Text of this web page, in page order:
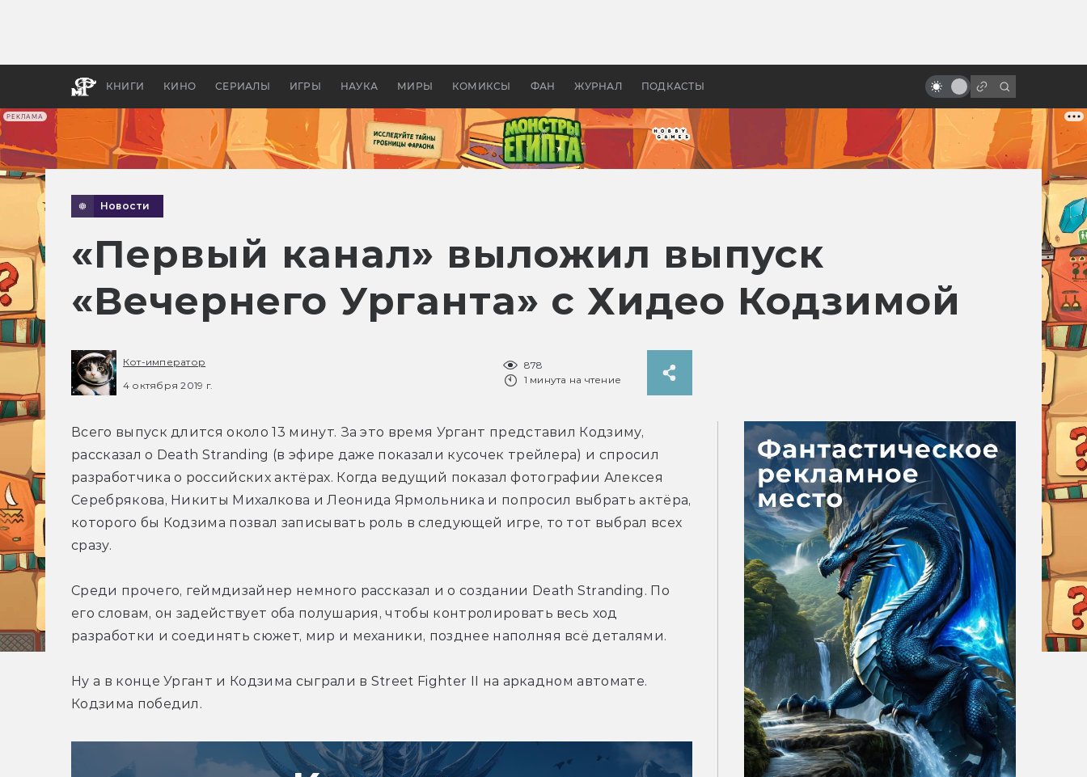
РЕКЛАМА
КНИГИ КИНО СЕРИАЛЫ ИГРЫ НАУКА МИРЫ КОМИКСЫ ФАН ЖУРНАЛ ПОДКАСТЫ
бы «Властелина колец»
Древней Грецией
компания
Новости
«Первый канал» выложил выпуск
«Вечернего Урганта» с Хидео Кодзимой
Кот-император
4 октября 2019 г.
878
1 минута на чтение
Всего выпуск длится около 13 минут. За это время Ургант представил Кодзиму,
рассказал о Death Stranding (в эфире даже показали кусочек трейлера) и спросил
разработчика о российских актёрах. Когда ведущий показал фотографии Алексея
Серебрякова, Никиты Михалкова и Леонида Ярмольника и попросил выбрать актёра,
которого бы Кодзима позвал записывать роль в следующей игре, то тот выбрал всех
сразу.
Среди прочего, геймдизайнер немного рассказал и о создании Death Stranding. По
его словам, он задействует оба полушария, чтобы контролировать весь ход
разработки и соединять сюжет, мир и механики, позднее наполняя всё деталями.
Ну а в конце Ургант и Кодзима сыграли в Street Fighter II на аркадном автомате.
Кодзима победил.